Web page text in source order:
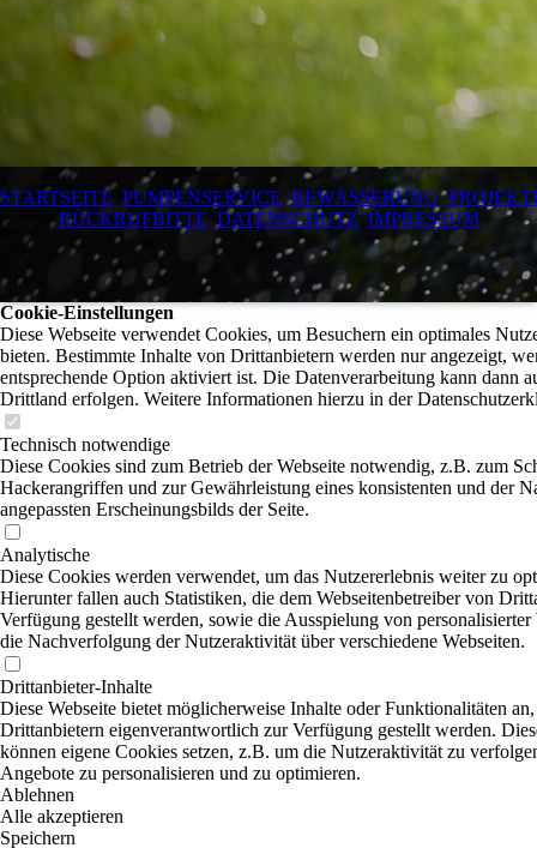
STARTSEITE PUMPENSERVICE BEWÄSSERUNG
RÜCKRUFBITTE DATENSCHUTZ IMPRESSUM
Cookie-Einstellungen
Diese Webseite verwendet Cookies, um Besuchern ein optimales
bieten. Bestimmte Inhalte von Drittanbietern werden nur angezeigt,
entsprechende Option aktiviert ist. Die Datenverarbeitung kann dann
Drittland erfolgen. Weitere Informationen hierzu in der
Technisch notwendige
Diese Cookies sind zum Betrieb der Webseite notwendig, z.B. zum
Hackerangriffen und zur Gewährleistung eines konsistenten und der
angepassten Erscheinungsbilds der Seite.
Analytische
Diese Cookies werden verwendet, um das Nutzererlebnis weiter zu
Hierunter fallen auch Statistiken, die dem Webseitenbetreiber von
Verfügung gestellt werden, sowie die Ausspielung von
die Nachverfolgung der Nutzeraktivität über verschiedene Webseiten.
Drittanbieter-Inhalte
Diese Webseite bietet möglicherweise Inhalte oder Funktionalitäten
Drittanbietern eigenverantwortlich zur Verfügung gestellt werden.
können eigene Cookies setzen, z.B. um die Nutzeraktivität zu
Angebote zu personalisieren und zu optimieren.
Ablehnen
Alle akzeptieren
Speichern